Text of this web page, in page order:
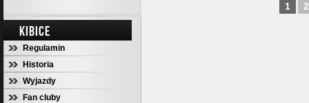
KIBICE
Regulamin
Historia
Wyjazdy
Fan cluby
1 2